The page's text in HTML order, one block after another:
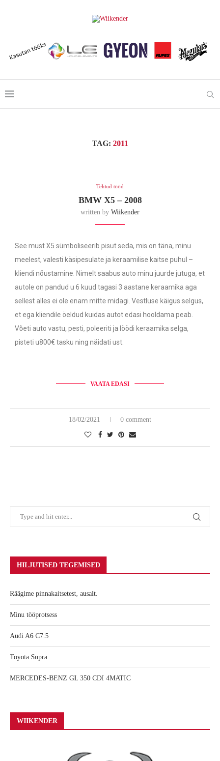
TAG: 2011
Tehtud tööd
BMW X5 – 2008
written by Wiikender
See must X5 sümboliseerib pisut seda, mis on täna, minu
meelest, valesti käsipesulate ja keraamilise kaitse puhul –
kliendi nõustamine. Nimelt saabus auto minu juurde jutuga, et
autole on pandud u 6 kuud tagasi 3 aastane keraamika aga
sellest alles ei ole enam mitte midagi. Vestluse käigus selgus,
et ega kliendile öeldud kuidas autot edasi hooldama peab.
Võeti auto vastu, pesti, poleeriti ja löödi keraamika selga,
pisteti u800€ tasku ning näidati ust.
VAATA EDASI
18/02/2021 0 comment
HILJUTISED TEGEMISED
Räägime pinnakaitsetest, ausalt.
Minu tööprotsess
Audi A6 C7.5
Toyota Supra
MERCEDES-BENZ GL 350 CDI 4MATIC
WIIKENDER